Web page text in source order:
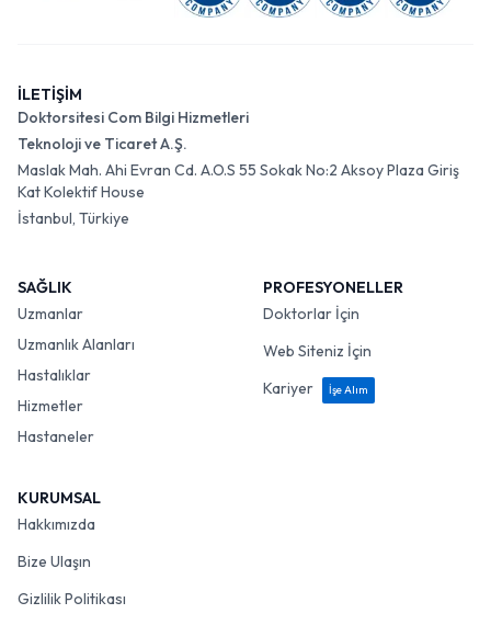
İLETİŞİM
Doktorsitesi Com Bilgi Hizmetleri
Teknoloji ve Ticaret A.Ş.
Maslak Mah. Ahi Evran Cd. A.O.S 55 Sokak No:2 Aksoy Plaza Giriş
Kat Kolektif House
İstanbul, Türkiye
SAĞLIK
Uzmanlar
Uzmanlık Alanları
Hastalıklar
Hizmetler
Hastaneler
PROFESYONELLER
Doktorlar İçin
Web Siteniz İçin
Kariyer
İşe Alım
KURUMSAL
Hakkımızda
Bize Ulaşın
Gizlilik Politikası